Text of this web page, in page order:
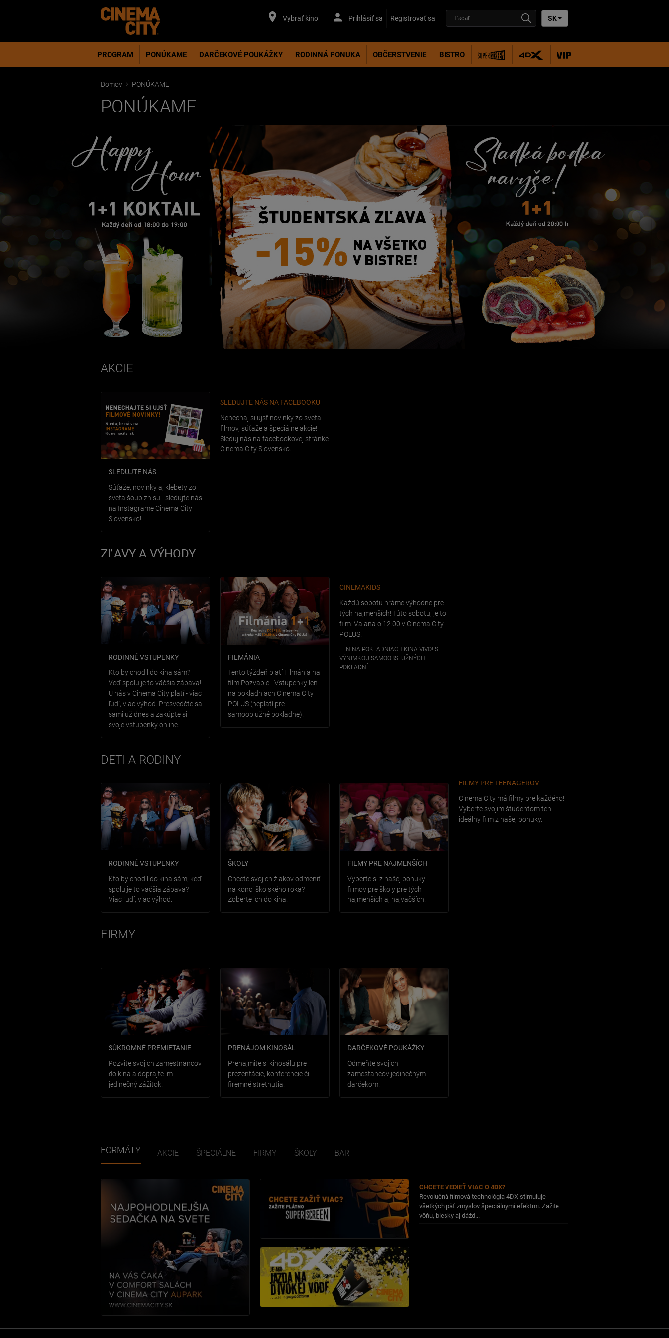
Vybrať kino Prihlásiť sa Registrovať sa SK
PROGRAM PONÚKAME DARČEKOVÉ POUKÁŽKY RODINNÁ PONUKA OBČERSTVENIE BISTRO
Domov PONÚKAME
PONÚKAME
AKCIE
SLEDUJTE NÁS
Súťaže, novinky aj klebety zo
sveta šoubiznisu - sledujte nás
na Instagrame Cinema City
Slovensko!
SLEDUJTE NÁS NA FACEBOOKU
Nenechaj si ujsť novinky zo sveta
filmov, súťaže a špeciálne akcie!
Sleduj nás na facebookovej stránke
Cinema City Slovensko.
ZĽAVY A VÝHODY
RODINNÉ VSTUPENKY
Kto by chodil do kina sám?
Veď spolu je to väčšia zábava!
U nás v Cinema City platí - viac
ľudí, viac výhod. Presvedčte sa
sami už dnes a zakúpte si
svoje vstupenky online.
FILMÁNIA
Tento týždeň platí Filmánia na
film:Pozvabie - Vstupenky len
na pokladniach Cinema City
POLUS (neplatí pre
samooblužné pokladne).
CINEMAKIDS
Každú sobotu hráme výhodne pre
tých najmenších! Túto sobotuj je to
film: Vaiana o 12:00 v Cinema City
POLUS!
LEN NA POKLADNIACH KINA VIVO! S
VÝNIMKOU SAMOOBSLUŽNÝCH
POKLADNÍ.
DETI A RODINY
RODINNÉ VSTUPENKY
Kto by chodil do kina sám, keď
spolu je to väčšia zábava?
Viac ľudí, viac výhod.
ŠKOLY
Chcete svojich žiakov odmeniť
na konci školského roka?
Zoberte ich do kina!
FILMY PRE NAJMENŠÍCH
Vyberte si z našej ponuky
filmov pre školy pre tých
najmenších aj najväčších.
FILMY PRE TEENAGEROV
Cinema City má filmy pre každého!
Vyberte svojim študentom ten
ideálny film z našej ponuky.
FIRMY
SÚKROMNÉ PREMIETANIE
Pozvite svojich zamestnancov
do kina a doprajte im
jedinečný zážitok!
PRENÁJOM KINOSÁL
Prenajmite si kinosálu pre
prezentácie, konferencie či
firemné stretnutia.
DARČEKOVÉ POUKÁŽKY
Odmeňte svojich
zamestancov jedinečným
darčekom!
FORMÁTY AKCIE ŠPECIÁLNE FIRMY ŠKOLY BAR
CHCETE VEDIEŤ VIAC O 4DX?
Revolučná filmová technológia 4DX stimuluje
všetkých päť zmyslov špeciálnymi efektmi. Zažite
vôňu, blesky aj dážd...